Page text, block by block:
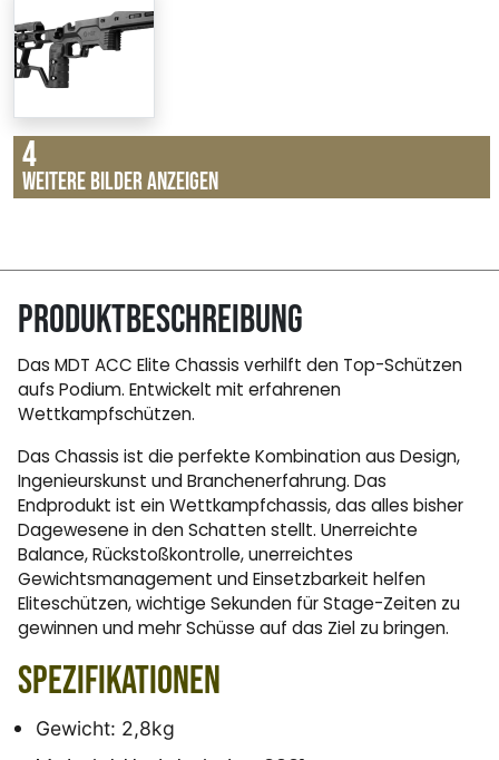
4
Weitere Bilder anzeigen
Produktbeschreibung
Das MDT ACC Elite Chassis verhilft den Top-Schützen
aufs Podium. Entwickelt mit erfahrenen
Wettkampfschützen.
Das Chassis ist die perfekte Kombination aus Design,
Ingenieurskunst und Branchenerfahrung. Das
Endprodukt ist ein Wettkampfchassis, das alles bisher
Dagewesene in den Schatten stellt. Unerreichte
Balance, Rückstoßkontrolle, unerreichtes
Gewichtsmanagement und Einsetzbarkeit helfen
Eliteschützen, wichtige Sekunden für Stage-Zeiten zu
gewinnen und mehr Schüsse auf das Ziel zu bringen.
Spezifikationen
Gewicht: 2,8kg